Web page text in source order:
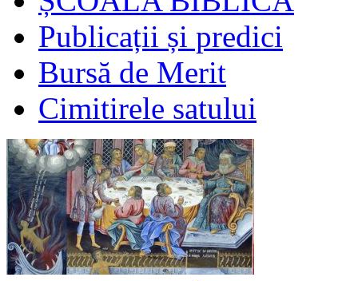
Publicații și predici
Bursă de Merit
Cimitirele satului